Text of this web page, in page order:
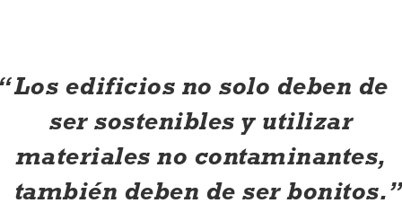
Los edificios no solo deben de
ser sostenibles y utilizar
materiales no contaminantes,
también deben de ser bonitos.